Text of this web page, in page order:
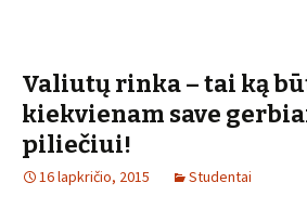
Valiutų rinka – tai ką
kiekvienam save
piliečiui!
16 lapkričio, 2015 Studentai